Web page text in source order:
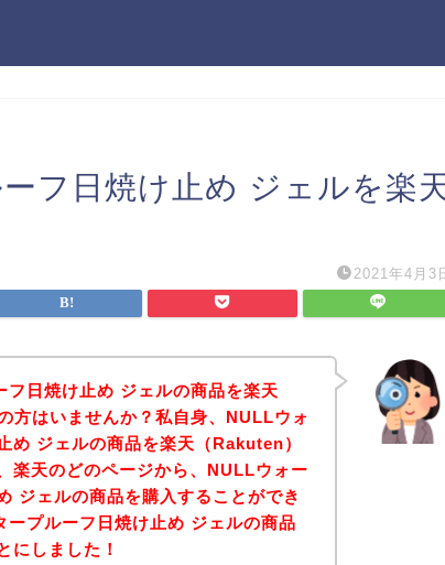
フ日焼け止め ジェルを楽
2021年4月3
日焼け止め ジェルの商品を楽天
方はいませんか？私自身、NULLウォ
め ジェルの商品を楽天（Rakuten）
楽天のどのページから、NULLウォー
ジェルの商品を購入することができ
プルーフ日焼け止め ジェルの商品
にしました！